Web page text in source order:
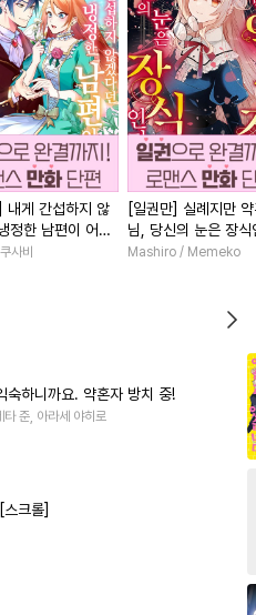
내게 간섭하지 않
정한 남편이 어째
바라봅니다 [단행
사비
[일권만] 실례지만
님, 당신의 눈은 장식
요? [단행본]
Mashiro / Memeko
숙하니까요. 약혼자 방치 중!
준, 아라세 야히로
크롤]